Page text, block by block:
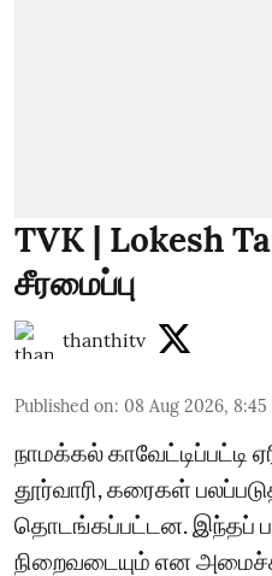
TVK | Lokesh
சீரமைப்பு
thanthitv
Published on: 08 Aug 2026, 8:45
நாமக்கல் காவேட்டிப்பட்டி
தூர்வாரி, கரைகள்
தொடங்கப்பட்டன. இந்தப்
நிறைவடையும் என